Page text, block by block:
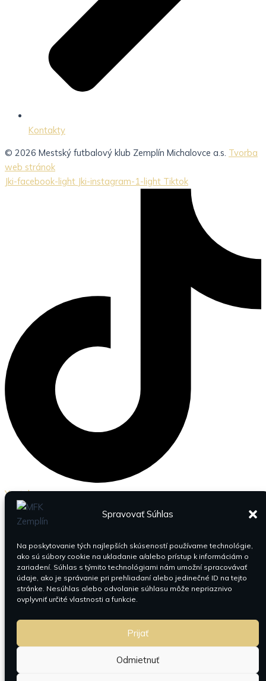
Spravovať Súhlas
Na poskytovanie tých najlepších skúseností používame technológie,
ako sú súbory cookie na ukladanie a/alebo prístup k informáciám o
zariadení. Súhlas s týmito technológiami nám umožní spracovávať
údaje, ako je správanie pri prehliadaní alebo jedinečné ID na tejto
stránke. Nesúhlas alebo odvolanie súhlasu môže nepriaznivo
ovplyvniť určité vlastnosti a funkcie.
Prijať
Odmietnuť
Kontakty
© 2026 Mestský futbalový klub Zemplín Michalovce a.s. Tvorba
web stránok
Jki-facebook-light Jki-instagram-1-light Tiktok
Youtube